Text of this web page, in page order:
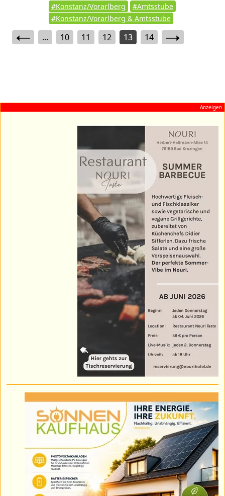
#Konstanz/Vorarlberg
#Amtsstube
#Konstanz/Vorarlberg & Amtsstube
... 10 11 12 13 14
Anzeigen